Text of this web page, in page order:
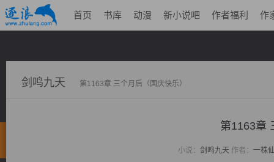
首页 书库 动漫 新小说吧 作者福利 作
剑鸣九天 第1163章 三个月后（国庆快乐）
第1163章
小说： 剑鸣九天 作者： 一株